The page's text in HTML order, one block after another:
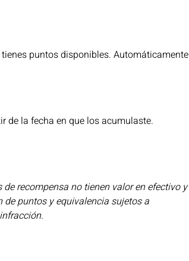
puntos disponibles. Automáticamente
de la fecha en que los acumulaste.
recompensa no tienen valor en efectivo y
puntos y equivalencia sujetos a